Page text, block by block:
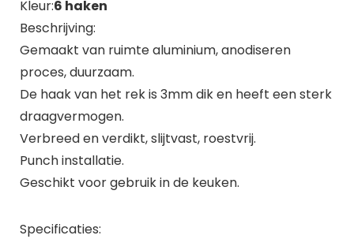
Kleur:6 haken
Beschrijving:
Gemaakt van ruimte aluminium, anodiseren
proces, duurzaam.
De haak van het rek is 3mm dik en heeft een sterk
draagvermogen.
Verbreed en verdikt, slijtvast, roestvrij.
Punch installatie.
Geschikt voor gebruik in de keuken.
Specificaties: